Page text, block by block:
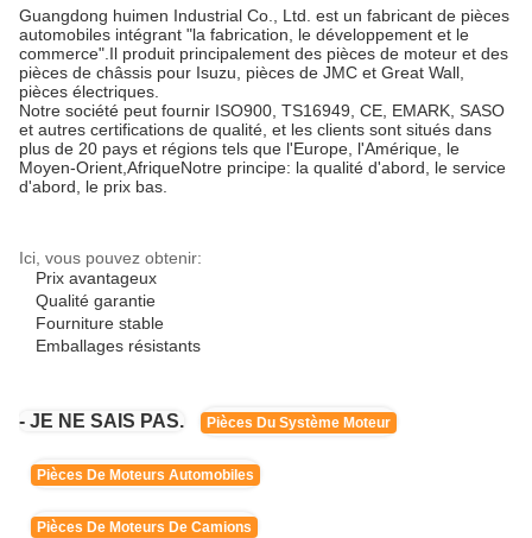
Guangdong huimen Industrial Co., Ltd. est un fabricant de pièces
automobiles intégrant "la fabrication, le développement et le
commerce".Il produit principalement des pièces de moteur et des
pièces de châssis pour Isuzu, pièces de JMC et Great Wall,
pièces électriques.
Notre société peut fournir ISO900, TS16949, CE, EMARK, SASO
et autres certifications de qualité, et les clients sont situés dans
plus de 20 pays et régions tels que l'Europe, l'Amérique, le
Moyen-Orient,AfriqueNotre principe: la qualité d'abord, le service
d'abord, le prix bas.
Ici, vous pouvez obtenir:
Prix avantageux
Qualité garantie
Fourniture stable
Emballages résistants
- JE NE SAIS PAS. Pièces Du Système Moteur
Pièces De Moteurs Automobiles
Pièces De Moteurs De Camions